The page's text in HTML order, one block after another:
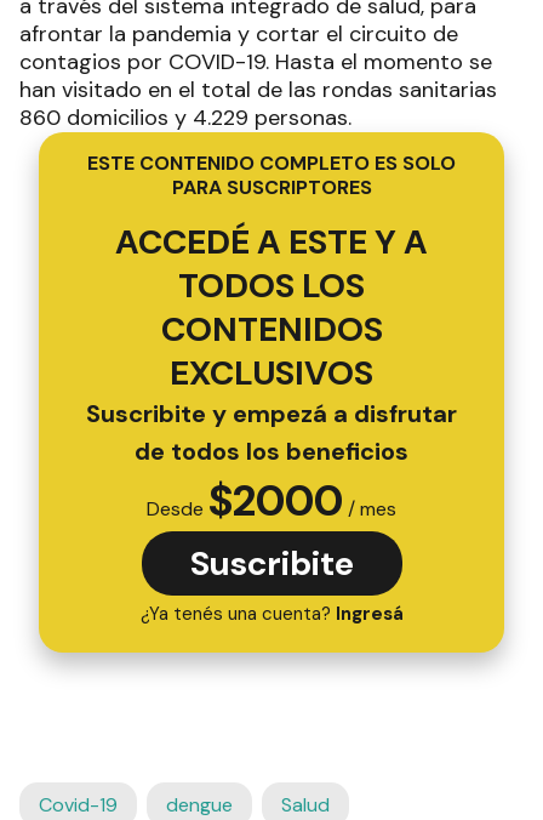
a través del sistema integrado de salud, para
afrontar la pandemia y cortar el circuito de
contagios por COVID-19. Hasta el momento se
han visitado en el total de las rondas sanitarias
860 domicilios y 4.229 personas.
ESTE CONTENIDO COMPLETO ES SOLO
PARA SUSCRIPTORES
ACCEDÉ A ESTE Y A
TODOS LOS
CONTENIDOS
EXCLUSIVOS
Suscribite y empezá a disfrutar
de todos los beneficios
Desde $2000 / mes
Suscribite
¿Ya tenés una cuenta? Ingresá
Covid-19 dengue Salud